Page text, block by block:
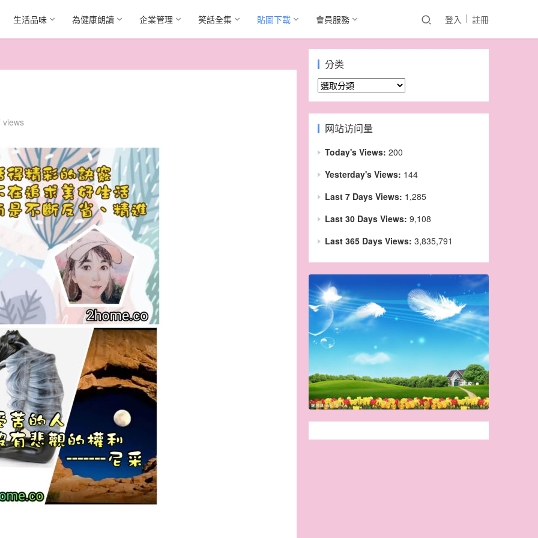
生活品味 為健康朗讀 企業管理 笑話全集 貼圖下載 會員服務 登入 註冊
views
分类
分
类
网站访问量
Today's Views: 200
Yesterday's Views: 144
Last 7 Days Views: 1,285
Last 30 Days Views: 9,108
Last 365 Days Views: 3,835,791